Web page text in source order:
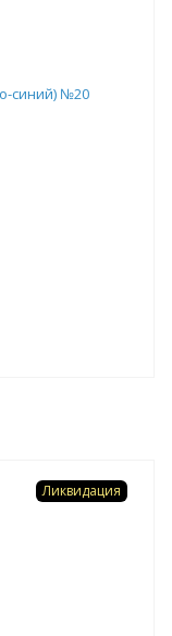
синий) №20
Ликвидация